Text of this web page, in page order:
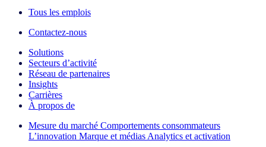
Tous les emplois
Contactez-nous
Solutions
Secteurs d’activité
Réseau de partenaires
Insights
Carrières
À propos de
Mesure du marché Comportements consommateurs
L’innovation Marque et médias Analytics et activation